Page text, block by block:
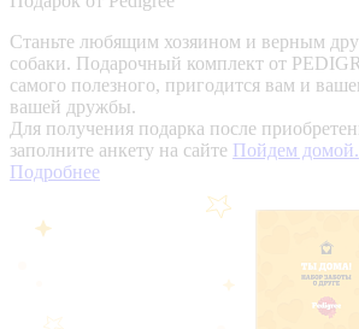
Станьте любящим хозяином и верным
собаки. Подарочный комплект от
самого полезного, пригодится вам и
вашей дружбы.
Для получения подарка после
заполните анкету на сайте Пойдем домой.
Подробнее